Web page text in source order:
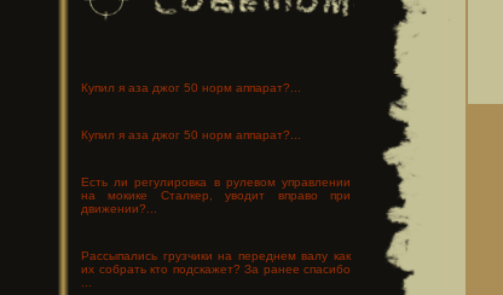
Купил я аза джог 50 норм аппарат?...
Купил я аза джог 50 норм аппарат?...
Есть ли регулировка в рулевом управлении
на мокике Сталкер, уводит вправо при
движении?...
Рассыпались грузчики на переднем валу как
их собрать кто подскажет? За ранее спасибо
...